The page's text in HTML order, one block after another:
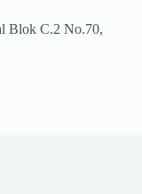
Blok C.2 No.70,